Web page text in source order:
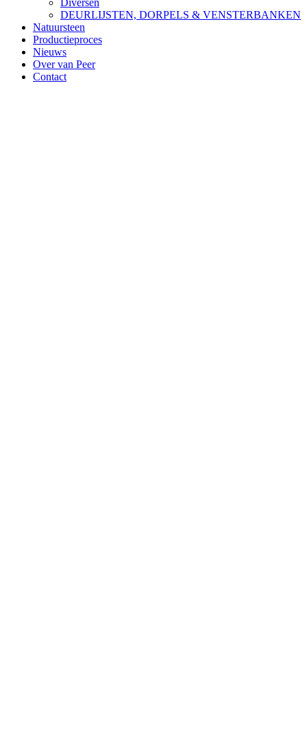
DEURLIJSTEN, DORPELS & VENSTERBANKEN
Natuursteen
Productieproces
Nieuws
Over van Peer
Contact